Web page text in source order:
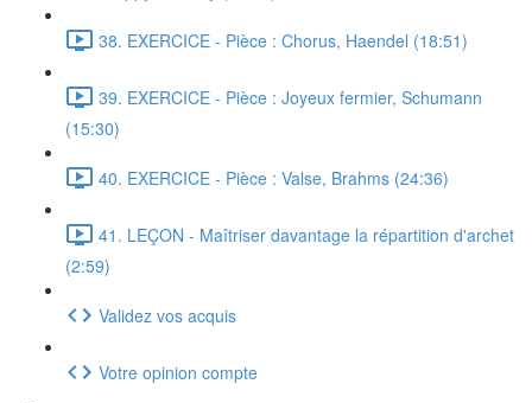
38. EXERCICE - Pièce : Chorus, Haendel (18:51)
39. EXERCICE - Pièce : Joyeux fermier, Schumann
(15:30)
40. EXERCICE - Pièce : Valse, Brahms (24:36)
41. LEÇON - Maîtriser davantage la répartition d'archet
(2:59)
Validez vos acquis
Votre opinion compte